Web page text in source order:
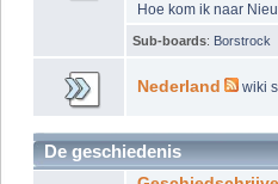
Hoe kom ik naar
Sub-boards: Borstrock
Nederland wiki
De geschiedenis